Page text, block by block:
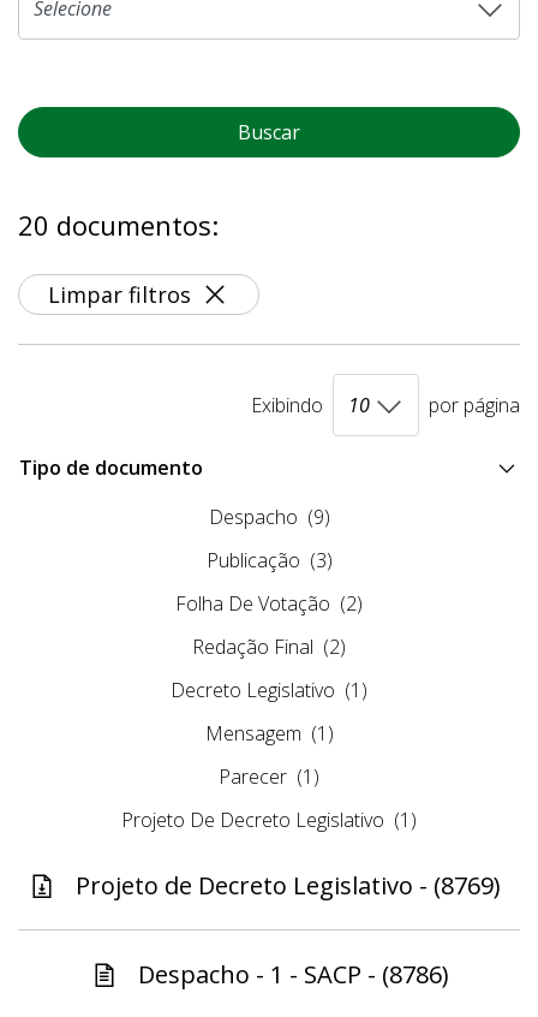
Buscar
20 documentos:
Limpar filtros
Exibindo por página
Tipo de documento
Despacho (9)
Publicação (3)
Folha De Votação (2)
Redação Final (2)
Decreto Legislativo (1)
Mensagem (1)
Parecer (1)
Projeto De Decreto Legislativo (1)
Projeto de Decreto Legislativo - (8769)
Despacho - 1 - SACP - (8786)